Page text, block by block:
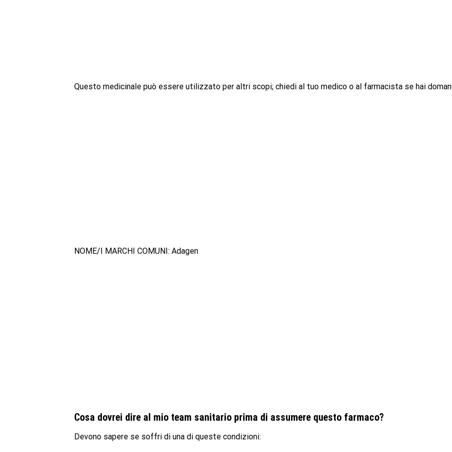
Questo medicinale può essere utilizzato per altri scopi; chiedi al tuo medico o al farmacista se hai
NOME/I MARCHI COMUNI: Adagen
Cosa dovrei dire al mio team sanitario prima di assumere questo farmaco?
Devono sapere se soffri di una di queste condizioni: